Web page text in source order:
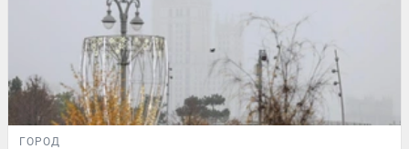
ГОРОД